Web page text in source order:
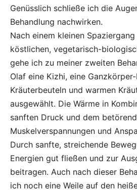
Genüsslich schließe ich die
Behandlung nachwirken.
Nach einem kleinen
köstlichen, vegetarisch-
gehe ich zu meiner zweiten
Olaf eine Kizhi, eine
Kräuterbeuteln und warmen
ausgewählt. Die Wärme in
sanften Druck und dem
Muskelverspannungen und
Durch sanfte, streichende
Energien gut fließen und zur
beitragen. Auch nach dieser
ich noch eine Weile auf den